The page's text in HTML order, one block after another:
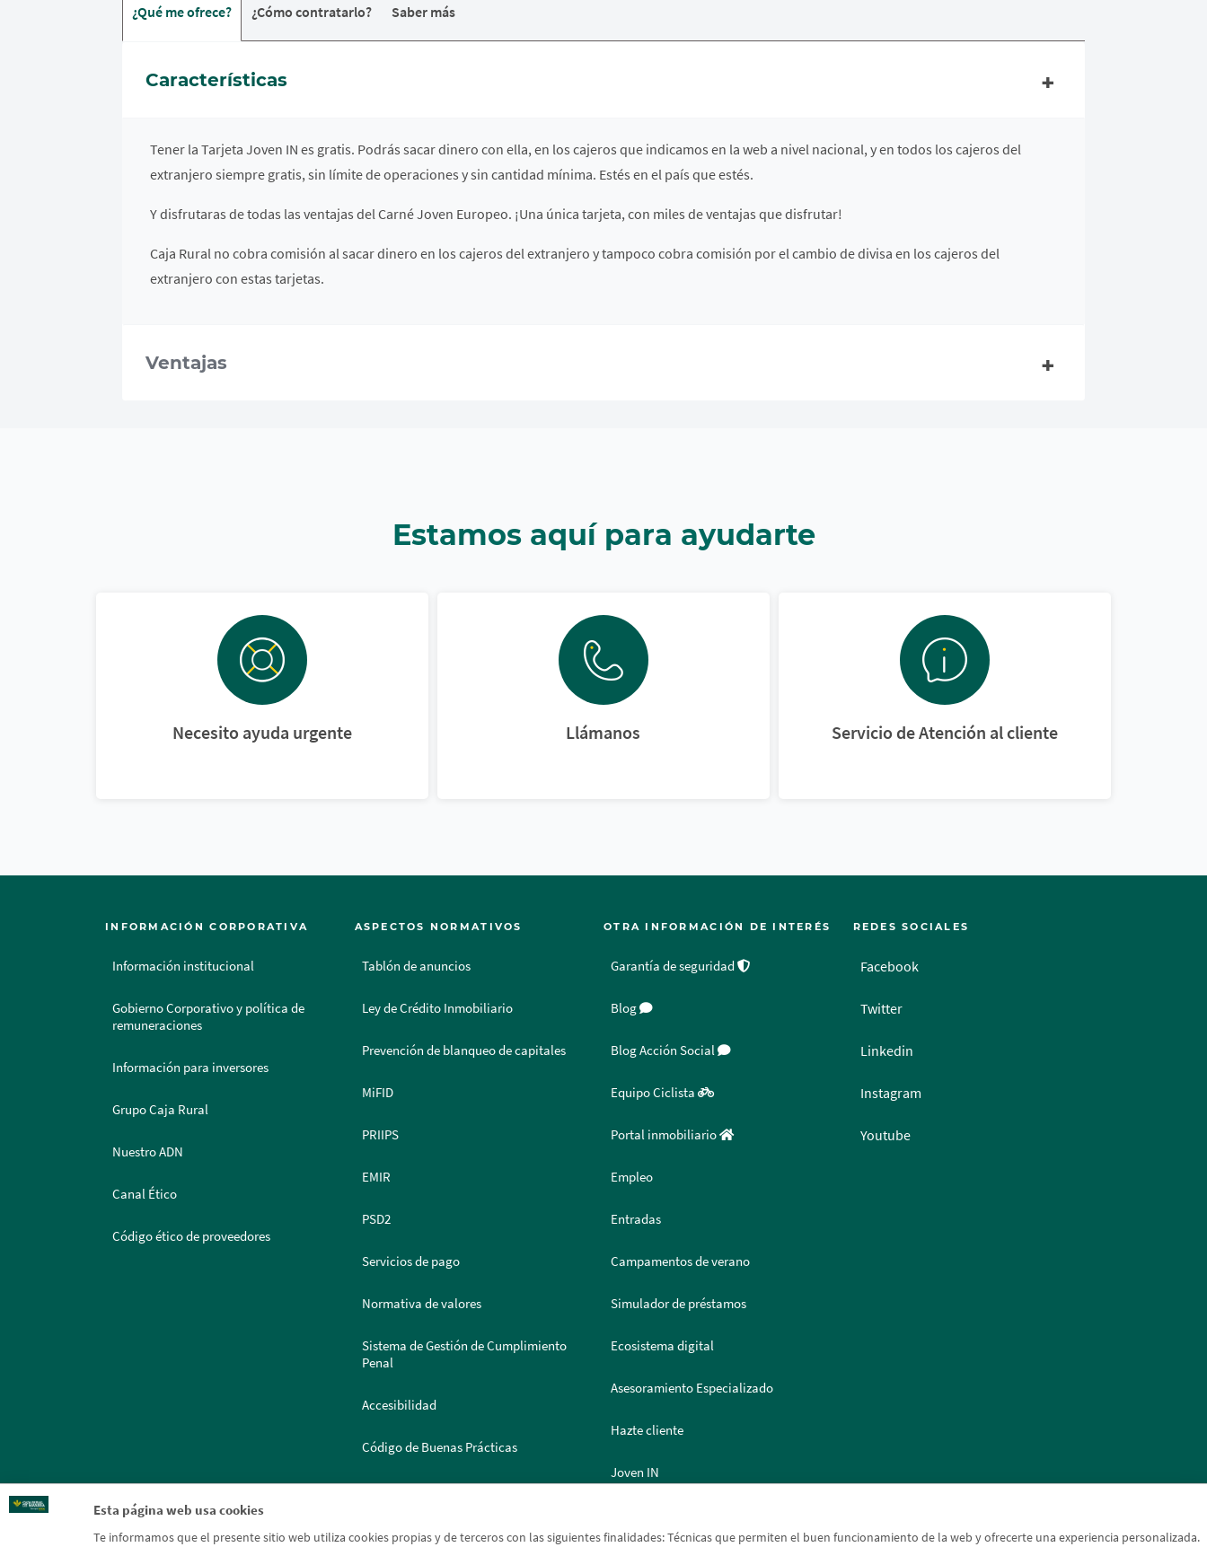
Esta página web usa cookies
Te informamos que el presente sitio web utiliza cookies propias y de terceros con las siguientes finalidades: Técnicas que permiten el buen funcionamiento de la web y ofrecerte una experiencia personalizada.
¿Qué me ofrece? ¿Cómo contratarlo? Saber más
Características
Tener la Tarjeta Joven IN es gratis. Podrás sacar dinero con ella, en los cajeros que indicamos en la web a nivel nacional, y en todos los cajeros del
extranjero siempre gratis, sin límite de operaciones y sin cantidad mínima. Estés en el país que estés.
Y disfrutaras de todas las ventajas del Carné Joven Europeo. ¡Una única tarjeta, con miles de ventajas que disfrutar!
Caja Rural no cobra comisión al sacar dinero en los cajeros del extranjero y tampoco cobra comisión por el cambio de divisa en los cajeros del
extranjero con estas tarjetas.
Ventajas
Estamos aquí para ayudarte
Necesito ayuda urgente Llámanos Servicio de Atención al cliente
INFORMACIÓN CORPORATIVA
Información institucional
Gobierno Corporativo y política de
remuneraciones
Información para inversores
Grupo Caja Rural
Nuestro ADN
Canal Ético
Código ético de proveedores
ASPECTOS NORMATIVOS
Tablón de anuncios
Ley de Crédito Inmobiliario
Prevención de blanqueo de capitales
MiFID
PRIIPS
EMIR
PSD2
Servicios de pago
Normativa de valores
Sistema de Gestión de Cumplimiento
Penal
Accesibilidad
Código de Buenas Prácticas
Portal de Documentación
OTRA INFORMACIÓN DE INTERÉS
Garantía de seguridad
Blog
Blog Acción Social
Equipo Ciclista
Portal inmobiliario
Empleo
Entradas
Campamentos de verano
Simulador de préstamos
Ecosistema digital
Asesoramiento Especializado
Hazte cliente
Joven IN
REDES SOCIALES
Facebook
Twitter
Linkedin
Instagram
Youtube